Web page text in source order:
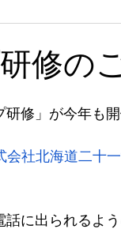
修の
修」が今年も開
会社北海道二十
話に出られるよ